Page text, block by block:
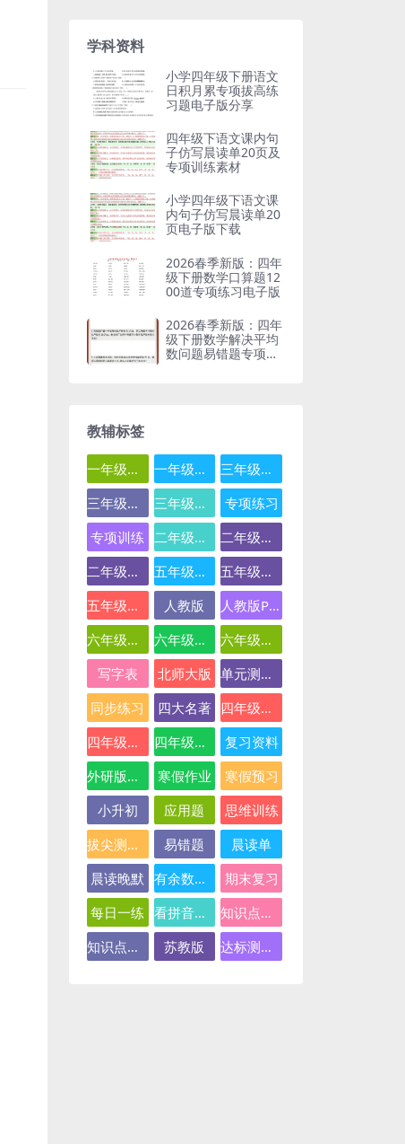
学科资料
小学四年级下册语文
日积月累专项拔高练
习题电子版分享
四年级下语文课内句
子仿写晨读单20页及
专项训练素材
小学四年级下语文课
内句子仿写晨读单20
页电子版下载
2026春季新版：四年
级下册数学口算题12
00道专项练习电子版
2026春季新版：四年
级下册数学解决平均
数问题易错题专项突
教辅标签
一年级数学 一年级语文
三年级数学
三年级英语
三年级语文
专项练习
专项训练
二年级下册数学
二年级数学
二年级语文
五年级数学
五年级英语
五年级语文
人教版
人教版PEP
六年级数学
六年级英语
六年级语文
写字表
北师大版
单元测试卷
同步练习
四大名著
四年级下册语文
四年级数学
四年级语文
复习资料
外研版三起点
寒假作业
寒假预习
小升初
应用题
思维训练
拔尖测试卷
易错题
晨读单
晨读晚默
有余数的除法
期末复习
每日一练
看拼音写词语
知识点总结
知识点汇总
苏教版 达标测试卷